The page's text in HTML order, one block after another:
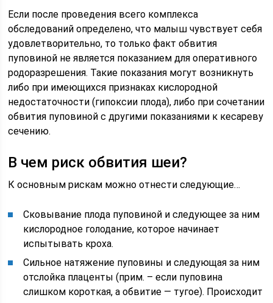
Если после проведения всего комплекса
обследований определено, что малыш чувствует себя
удовлетворительно, то только факт обвития
пуповиной не является показанием для оперативного
родоразрешения. Такие показания могут возникнуть
либо при имеющихся признаках кислородной
недостаточности (гипоксии плода), либо при сочетании
обвития пуповиной с другими показаниями к кесареву
сечению.
В чем риск обвития шеи?
К основным рискам можно отнести следующие…
Сковывание плода пуповиной и следующее за ним
кислородное голодание, которое начинает
испытывать кроха.
Сильное натяжение пуповины и следующая за ним
отслойка плаценты (прим. – если пуповина
слишком короткая, а обвитие — тугое). Происходит